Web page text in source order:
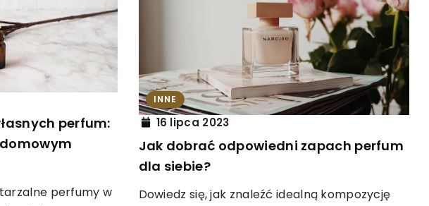
perfum:
perfumy w
INNE
16 lipca 2023
Jak dobrać odpowiedni zapach perfum
dla siebie?
Dowiedz się, jak znaleźć idealną kompozycję
2026
sobie z toksycznym
pracy?
strategie, które pomogą Ci
negatywne skutki pracy
otoczeniu i poprawić
samopoczucie oraz efektywność.
PODRÓŻE ZAGRANICZNE WAKACJE
1 maja 2025
Jak wybrać idealny plecak do różnych
aktywności outdoorowych?
Dowiedz się, na co zwrócić uwagę przy
wyborze plecaka, aby był dostosowany
do turystyki pieszej, wspinaczki czy jazdy
na rowerze. Skorzystaj z praktycznych